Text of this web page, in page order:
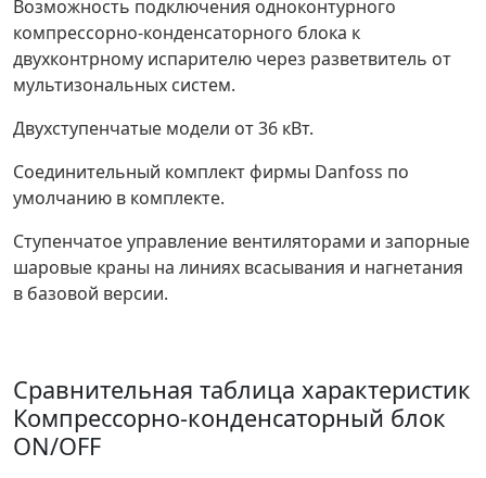
Возможность подключения одноконтурного
компрессорно-конденсаторного блока к
двухконтрному испарителю через разветвитель от
мультизональных систем.
Двухступенчатые модели от 36 кВт.
Соединительный комплект фирмы Danfoss по
умолчанию в комплекте.
Ступенчатое управление вентиляторами и запорные
шаровые краны на линиях всасывания и нагнетания
в базовой версии.
Сравнительная таблица характеристик
Компрессорно-конденсаторный блок
ON/OFF